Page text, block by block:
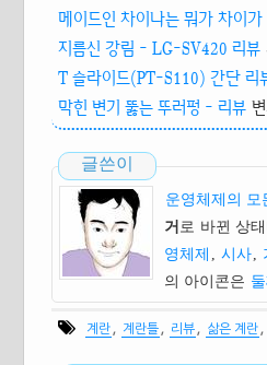
메이드인 차이나는 뭐가 차이
지름신 강림 - LG-SV420 리뷰
T 슬라이드(PT-S110) 간단 리
막힌 변기 뚫는 뚜러펑 - 리뷰
글쓴이
운영체제의 모
거 로 바뀐 상
영체제 , 시사,
의 아이콘은
계란 계란틀 리뷰 삶은 계란